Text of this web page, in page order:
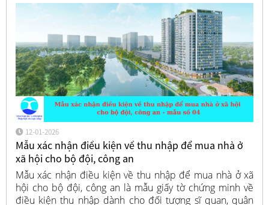
12-01-2026
Mẫu xác nhận điều kiện về thu nhập để mua nhà ở
xã hội cho bộ đội, công an
Mẫu xác nhận điều kiện về thu nhập để mua nhà ở xã
hội cho bộ đội, công an là mẫu giấy tờ chứng minh về
điều kiện thu nhập dành cho đối tượng sĩ quan, quân